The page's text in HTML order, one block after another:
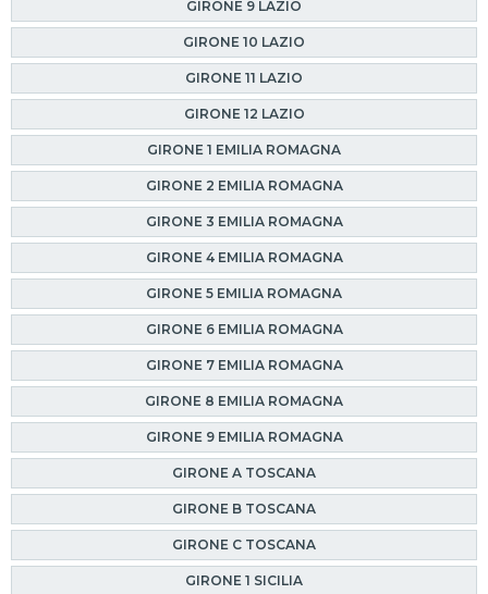
GIRONE 9 LAZIO
GIRONE 10 LAZIO
GIRONE 11 LAZIO
GIRONE 12 LAZIO
GIRONE 1 EMILIA ROMAGNA
GIRONE 2 EMILIA ROMAGNA
GIRONE 3 EMILIA ROMAGNA
GIRONE 4 EMILIA ROMAGNA
GIRONE 5 EMILIA ROMAGNA
GIRONE 6 EMILIA ROMAGNA
GIRONE 7 EMILIA ROMAGNA
GIRONE 8 EMILIA ROMAGNA
GIRONE 9 EMILIA ROMAGNA
GIRONE A TOSCANA
GIRONE B TOSCANA
GIRONE C TOSCANA
GIRONE 1 SICILIA